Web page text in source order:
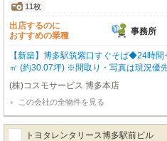
11枚
出店するのに
おすすめの業種
事務所
【新築】博多駅筑紫口すぐそば◆24時
㎡ (約30.07坪) ※間取り・写真は現況優先となります。 内
気軽にお申し付けください！ 福岡の物
談下さい♪
(株)コスモサービス 博多本店
この会社の全物件を見る
トヨタレンタリース博多駅前ビル